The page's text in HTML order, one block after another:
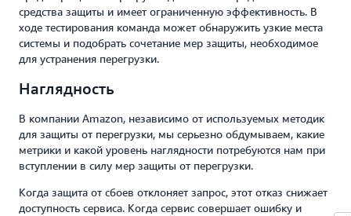
средства защиты и имеет ограниченную эффективность. В
ходе тестирования команда может обнаружить узкие места
системы и подобрать сочетание мер защиты, необходимое
для устранения перегрузки.
Наглядность
В компании Amazon, независимо от используемых методик
для защиты от перегрузки, мы серьезно обдумываем, какие
метрики и какой уровень наглядности потребуются нам при
вступлении в силу мер защиты от перегрузки.
Когда защита от сбоев отклоняет запрос, этот отказ снижает
доступность сервиса. Когда сервис совершает ошибку и